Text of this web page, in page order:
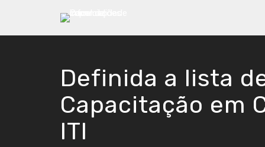
Definida a lista
Capacitação em
ITI